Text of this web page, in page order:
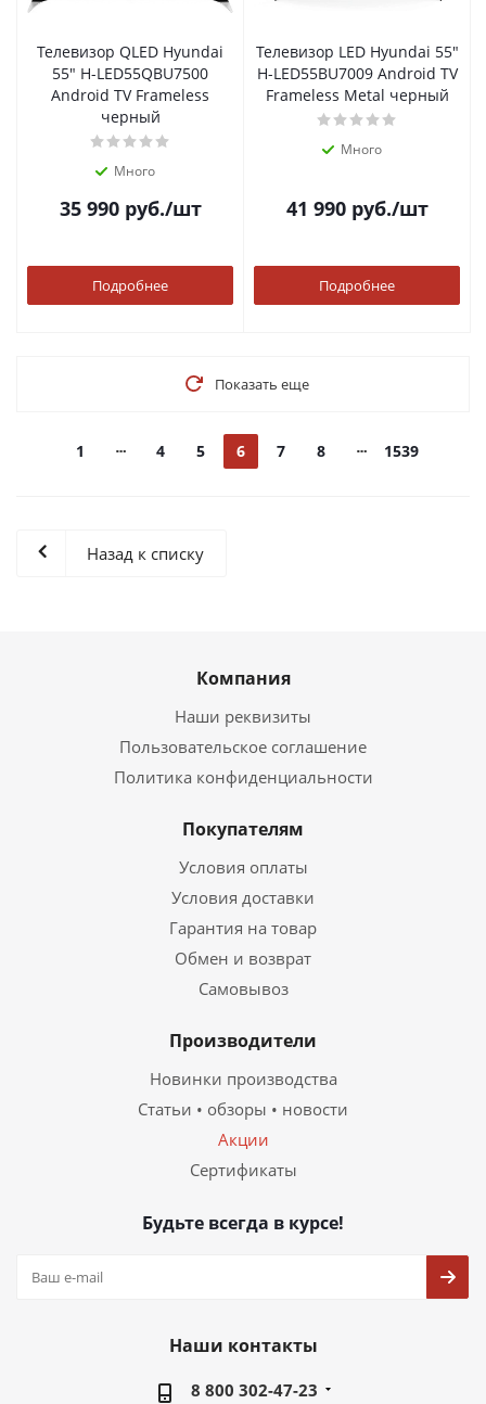
Телевизор QLED Hyundai
55" H-LED55QBU7500
Android TV Frameless
черный
Много
35 990руб./шт
Подробнее
Телевизор LED Hyundai 55"
H-LED55BU7009 Android TV
Frameless Metal черный
Много
41 990руб./шт
Подробнее
Показать еще
1 4 5 6 7 8 1539
Назад к списку
Компания
Наши реквизиты
Пользовательское соглашение
Политика конфиденциальности
Покупателям
Условия оплаты
Условия доставки
Гарантия на товар
Обмен и возврат
Самовывоз
Производители
Новинки производства
Статьи • обзоры • новости
Акции
Сертификаты
Будьте всегда в курсе!
Наши контакты
8 800 302-47-23